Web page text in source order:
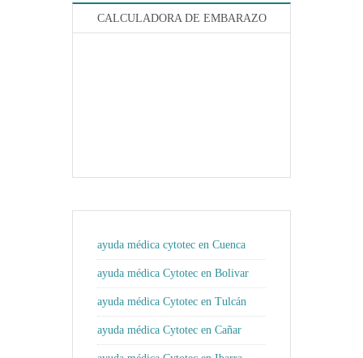
CALCULADORA DE EMBARAZO
ayuda médica cytotec en Cuenca
ayuda médica Cytotec en Bolivar
ayuda médica Cytotec en Tulcán
ayuda médica Cytotec en Cañar